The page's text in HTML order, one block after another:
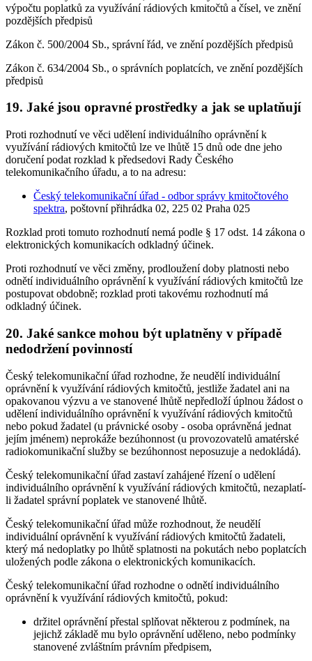
výpočtu poplatků za využívání rádiových kmitočtů a čísel, ve znění
pozdějších předpisů
Zákon č. 500/2004 Sb., správní řád, ve znění pozdějších předpisů
Zákon č. 634/2004 Sb., o správních poplatcích, ve znění pozdějších
předpisů
19. Jaké jsou opravné prostředky a jak se uplatňují
Proti rozhodnutí ve věci udělení individuálního oprávnění k
využívání rádiových kmitočtů lze ve lhůtě 15 dnů ode dne jeho
doručení podat rozklad k předsedovi Rady Českého
telekomunikačního úřadu, a to na adresu:
Český telekomunikační úřad - odbor správy kmitočtového
spektra, poštovní přihrádka 02, 225 02 Praha 025
Rozklad proti tomuto rozhodnutí nemá podle § 17 odst. 14 zákona o
elektronických komunikacích odkladný účinek.
Proti rozhodnutí ve věci změny, prodloužení doby platnosti nebo
odnětí individuálního oprávnění k využívání rádiových kmitočtů lze
postupovat obdobně; rozklad proti takovému rozhodnutí má
odkladný účinek.
20. Jaké sankce mohou být uplatněny v případě
nedodržení povinností
Český telekomunikační úřad rozhodne, že neudělí individuální
oprávnění k využívání rádiových kmitočtů, jestliže žadatel ani na
opakovanou výzvu a ve stanovené lhůtě nepředloží úplnou žádost o
udělení individuálního oprávnění k využívání rádiových kmitočtů
nebo pokud žadatel (u právnické osoby - osoba oprávněná jednat
jejím jménem) neprokáže bezúhonnost (u provozovatelů amatérské
radiokomunikační služby se bezúhonnost neposuzuje a nedokládá).
Český telekomunikační úřad zastaví zahájené řízení o udělení
individuálního oprávnění k využívání rádiových kmitočtů, nezaplatí-
li žadatel správní poplatek ve stanovené lhůtě.
Český telekomunikační úřad může rozhodnout, že neudělí
individuální oprávnění k využívání rádiových kmitočtů žadateli,
který má nedoplatky po lhůtě splatnosti na pokutách nebo poplatcích
uložených podle zákona o elektronických komunikacích.
Český telekomunikační úřad rozhodne o odnětí individuálního
oprávnění k využívání rádiových kmitočtů, pokud:
držitel oprávnění přestal splňovat některou z podmínek, na
jejichž základě mu bylo oprávnění uděleno, nebo podmínky
stanovené zvláštním právním předpisem,